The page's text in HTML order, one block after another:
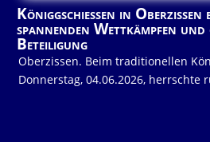
Königgschießen in Oberzissen
spannenden Wettkämpfen
Beteiligung
Oberzissen. Beim traditionellen
Donnerstag, 04.06.2026, herrschte